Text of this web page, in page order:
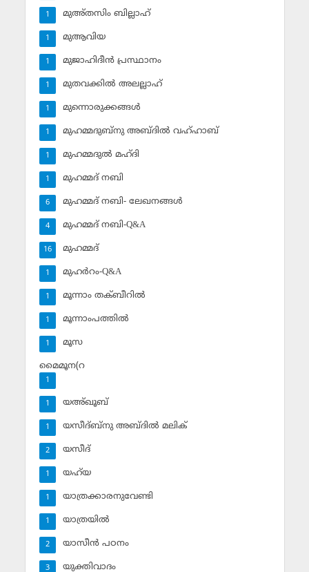
മുഅ്തസിം ബില്ലാഹ്
1
മുആവിയ
1
മുജാഹിദീന്‍ പ്രസ്ഥാനം
1
മുതവക്കില്‍ അലല്ലാഹ്
1
മുന്നൊരുക്കങ്ങള്‍
1
മുഹമ്മദുബ്‌നു അബ്ദില്‍ വഹ്ഹാബ്
1
മുഹമ്മദുല്‍ മഹ്ദി
1
മുഹമ്മദ് നബി
1
മുഹമ്മദ് നബി- ലേഖനങ്ങള്‍
6
മുഹമ്മദ് നബി-Q&A
4
മുഹമ്മദ്‌
16
മുഹര്‍റം-Q&A
1
മൂന്നാം തക്ബീറില്‍
1
മൂന്നാംപത്തില്‍
1
മൂസ
1
മൈമൂന(റ
1
യഅ്ഖൂബ്‌
1
യസീദ്ബ്‌നു അബ്ദില്‍ മലിക്‌
1
യസീദ്‌
2
യഹ്‌യ
1
യാത്രക്കാരനുവേണ്ടി
1
യാത്രയില്‍
1
യാസീന്‍ പഠനം
2
യുക്തിവാദം
3